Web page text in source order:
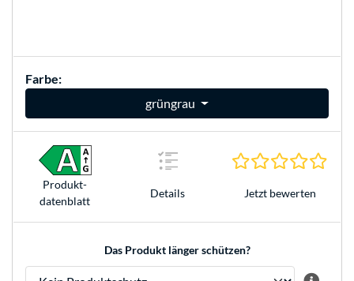
Farbe:
grüngrau
Produkt­
datenblatt
Details Jetzt bewerten
Das Produkt länger schützen?